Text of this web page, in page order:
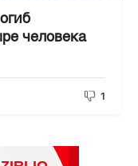
человека
1